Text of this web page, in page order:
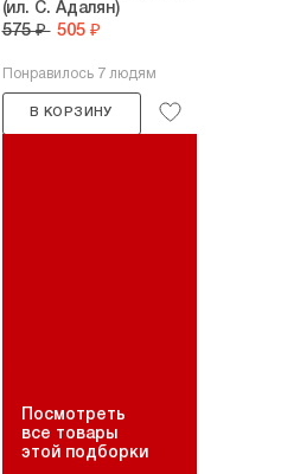
(ил. С. Адалян)
575 ₽ 505 ₽
Понравилось 7 людям
В КОРЗИНУ
Посмотреть
все товары
этой подборки